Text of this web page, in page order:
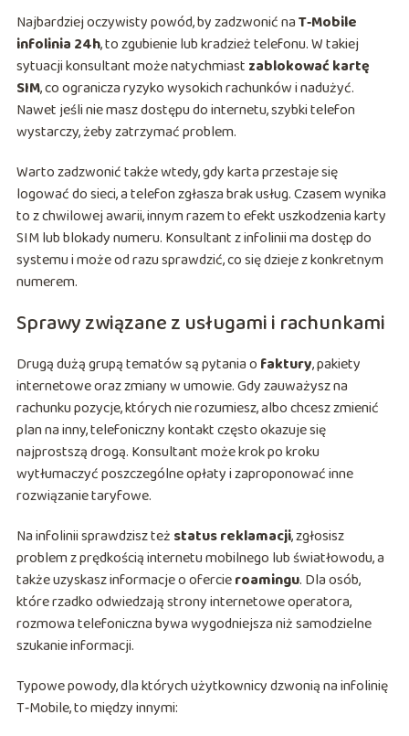
Najbardziej oczywisty powód, by zadzwonić naT‑Mobile
infolinia 24h, to zgubienie lub kradzież telefonu. W takiej
sytuacji konsultant może natychmiast zablokować kartę
SIM, co ogranicza ryzyko wysokich rachunków i nadużyć.
Nawet jeśli nie masz dostępu do internetu, szybki telefon
wystarczy, żeby zatrzymać problem.
Warto zadzwonić także wtedy, gdy karta przestaje się
logować do sieci, a telefon zgłasza brak usług. Czasem wynika
to z chwilowej awarii, innym razem to efekt uszkodzenia karty
SIM lub blokady numeru. Konsultant z infolinii ma dostęp do
systemu i może od razu sprawdzić, co się dzieje z konkretnym
numerem.
Sprawy związane z usługami i rachunkami
Drugą dużą grupą tematów są pytania o faktury, pakiety
internetowe oraz zmiany w umowie. Gdy zauważysz na
rachunku pozycje, których nie rozumiesz, albo chcesz zmienić
plan na inny, telefoniczny kontakt często okazuje się
najprostszą drogą. Konsultant może krok po kroku
wytłumaczyć poszczególne opłaty i zaproponować inne
rozwiązanie taryfowe.
Na infolinii sprawdzisz też status reklamacji, zgłosisz
problem z prędkością internetu mobilnego lub światłowodu, a
także uzyskasz informacje o ofercieroamingu. Dla osób,
które rzadko odwiedzają strony internetowe operatora,
rozmowa telefoniczna bywa wygodniejsza niż samodzielne
szukanie informacji.
Typowe powody, dla których użytkownicy dzwonią na infolinię
T‑Mobile, to między innymi: